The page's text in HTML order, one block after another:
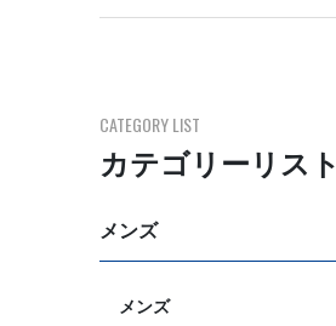
CATEGORY LIST
カテゴリーリスト
メンズ
メンズ